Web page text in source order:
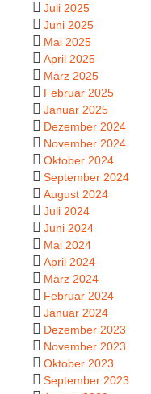
Juli 2025
Juni 2025
Mai 2025
April 2025
März 2025
Februar 2025
Januar 2025
Dezember 2024
November 2024
Oktober 2024
September 2024
August 2024
Juli 2024
Juni 2024
Mai 2024
April 2024
März 2024
Februar 2024
Januar 2024
Dezember 2023
November 2023
Oktober 2023
September 2023